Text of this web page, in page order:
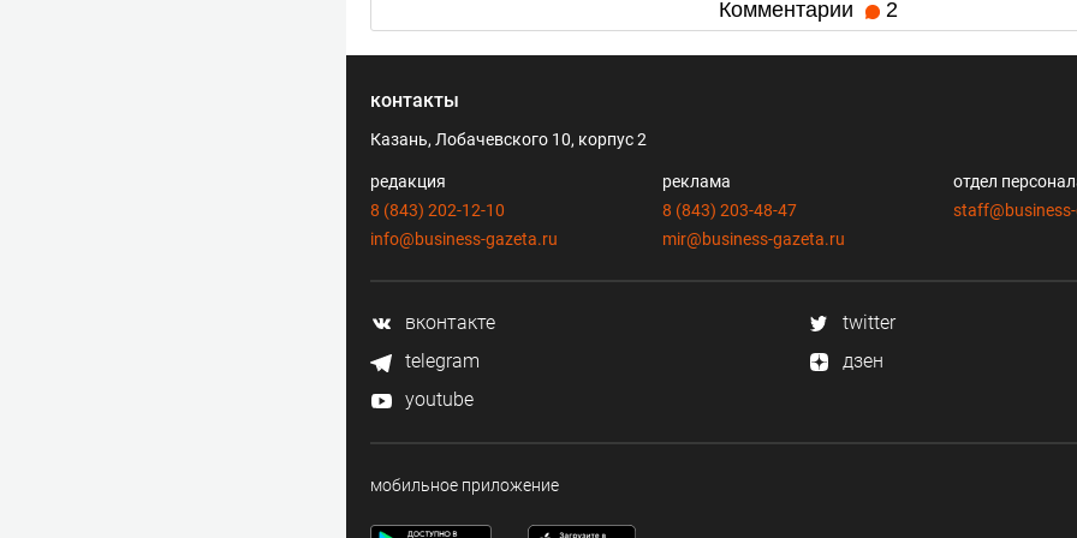
Комментарии 2
контакты
Казань, Лобачевского 10, корпус 2
редакция
8 (843) 202-12-10
info@business-gazeta.ru
реклама
8 (843) 203-48-47
mir@business-gazeta.ru
отдел
вконтакте
twitter
telegram
дзен
youtube
мобильное приложение